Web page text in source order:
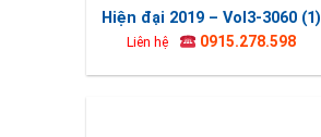
Hiện đại 2019 – Vol3-3060 (1)
Liên hệ 0915.278.598